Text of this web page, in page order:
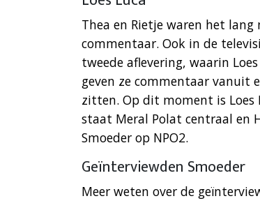
Thea en Rietje waren het
commentaar. Ook in de
tweede aflevering, waarin
geven ze commentaar vanuit
zitten. Op dit moment is Loes
staat Meral Polat centraal en
Smoeder op NPO2.
Geïnterviewden Smoeder
Meer weten over de